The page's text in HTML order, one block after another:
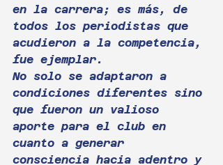
en la carrera; es más, de
todos los periodistas que
acudieron a la competencia,
fue ejemplar.
No solo se adaptaron a
condiciones diferentes sino
que fueron un valioso
aporte para el club en
cuanto a generar
consciencia hacia adentro y